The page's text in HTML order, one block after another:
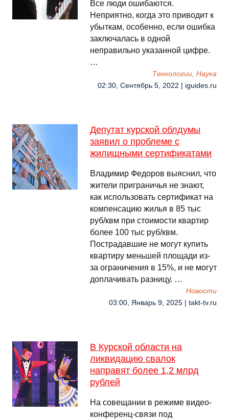
Все люди ошибаются.
Неприятно, когда это приводит к
убыткам, особенно, если ошибка
заключалась в одной
неправильно указанной цифре.
…
Технологии, Наука
02:30, Сентябрь 5, 2022 | iguides.ru
Депутат курской облдумы
заявил о проблеме с
жилищными сертификатами
Владимир Федоров выяснил, что
жители приграничья не знают,
как использовать сертификат на
компенсацию жилья в 85 тыс
руб/квм при стоимости квартир
более 100 тыс руб/квм.
Пострадавшие не могут купить
квартиру меньшей площади из-
за ограничения в 15%, и не могут
доплачивать разницу. …
Новости
03:00, Январь 9, 2025 | takt-tv.ru
В Курской области на
ликвидацию свалок
направят более 1,2 млрд
рублей
На совещании в режиме видео-
конференц-связи под